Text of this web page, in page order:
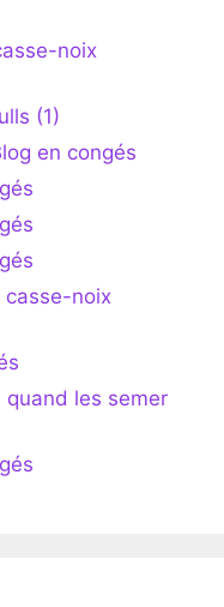
noix
(1)
en congés
casse-noix
quand les semer